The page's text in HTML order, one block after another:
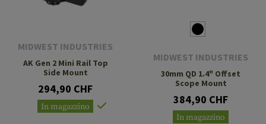
MIDWEST INDUSTRIES
AK Gen 2 Mini Rail Top
Side Mount
294,90 CHF
In magazzino
MIDWEST INDUSTRIES
30mm QD 1.4" Offset
Scope Mount
384,90 CHF
In magazzino